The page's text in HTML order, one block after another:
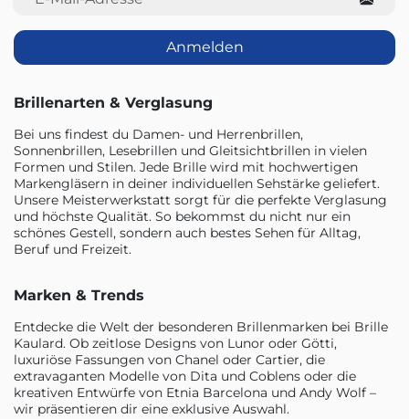
Anmelden
Brillenarten & Verglasung
Bei uns findest du Damen- und Herrenbrillen,
Sonnenbrillen, Lesebrillen und Gleitsichtbrillen in vielen
Formen und Stilen. Jede Brille wird mit hochwertigen
Markengläsern in deiner individuellen Sehstärke geliefert.
Unsere Meisterwerkstatt sorgt für die perfekte Verglasung
und höchste Qualität. So bekommst du nicht nur ein
schönes Gestell, sondern auch bestes Sehen für Alltag,
Beruf und Freizeit.
Marken & Trends
Entdecke die Welt der besonderen Brillenmarken bei Brille
Kaulard. Ob zeitlose Designs von Lunor oder Götti,
luxuriöse Fassungen von Chanel oder Cartier, die
extravaganten Modelle von Dita und Coblens oder die
kreativen Entwürfe von Etnia Barcelona und Andy Wolf –
wir präsentieren dir eine exklusive Auswahl.